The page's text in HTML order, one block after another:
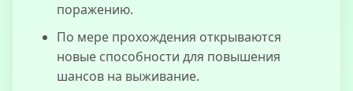
поражению.
По мере прохождения открываются
новые способности для повышения
шансов на выживание.